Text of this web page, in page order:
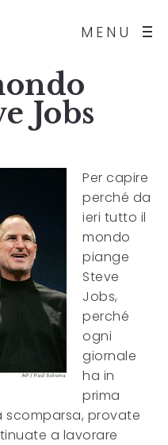
MENU
Jobs
Per capire
perché da
ieri tutto il
mondo
piange
Steve
Jobs,
perché
ogni
giornale
ha in
prima
scomparsa, provate
a lavorare